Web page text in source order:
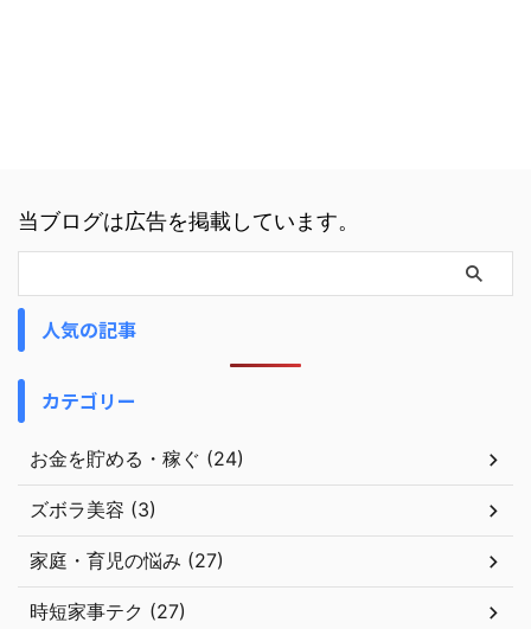
当ブログは広告を掲載しています。
人気の記事
カテゴリー
お金を貯める・稼ぐ (24)
ズボラ美容 (3)
家庭・育児の悩み (27)
時短家事テク (27)